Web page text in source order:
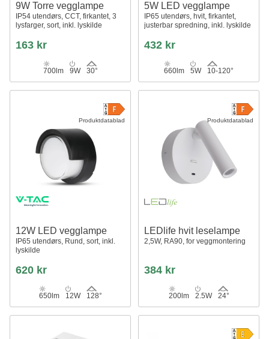
9W Torre vegglampe
IP54 utendørs, CCT, firkantet, 3
lysfarger, sort, inkl. lyskilde
163 kr
700lm 9W 30°
5W LED vegglampe
IP65 utendørs, hvit, firkantet,
justerbar spredning, inkl. lyskilde
432 kr
660lm 5W 10-120°
Produktdatablad
12W LED vegglampe
IP65 utendørs, Rund, sort, inkl.
lyskilde
620 kr
650lm 12W 128°
Produktdatablad
LEDlife hvit leselampe
2,5W, RA90, for veggmontering
384 kr
200lm 2.5W 24°